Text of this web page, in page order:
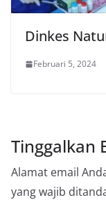
Dinkes
Februari 5, 2024
Tinggalkan
Alamat email
yang wajib